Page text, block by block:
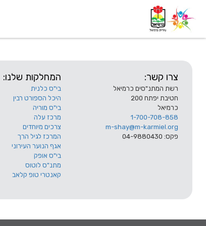
צרו קשר:
רשת המתנ"סים כרמיאל
חטיבת יפתח 200
כרמיאל
1-700-708-858
m-shay@m-karmiel.org
פקס: 04-9880430
המחלקות שלנו:
בי"ס כלנית
היכל הספורט רבין
בי"ס מוריה
מרכז עלה
צרכים מיוחדים
המרכז לגיל הרך
אגף הנוער העירוני
בי"ס אופק
מתנ"ס לוטוס
קאנטרי טופ קלאב